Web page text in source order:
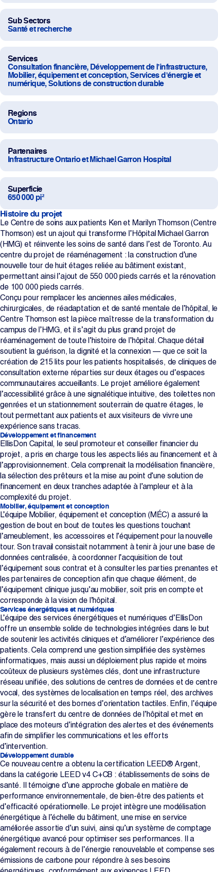
La salle de rédaction
Contactez-nous
Change Language
Sub Sectors
Santé et recherche
Services
Consultation financière, Développement de l’infrastructure,
Mobilier, équipement et conception, Services d’énergie et
numérique, Solutions de construction durable
Regions
Ontario
Partenaires
Infrastructure Ontario et Michael Garron Hospital
Superficie
650 000 pi²
Histoire du projet
Le Centre de soins aux patients Ken et Marilyn Thomson (Centre
Thomson) est un ajout qui transforme l’Hôpital Michael Garron
(HMG) et réinvente les soins de santé dans l’est de Toronto. Au
centre du projet de réaménagement : la construction d’une
nouvelle tour de huit étages reliée au bâtiment existant,
permettant ainsi l’ajout de 550 000 pieds carrés et la rénovation
de 100 000 pieds carrés.
Conçu pour remplacer les anciennes ailes médicales,
chirurgicales, de réadaptation et de santé mentale de l’hôpital, le
Centre Thomson est la pièce maîtresse de la transformation du
campus de l’HMG, et il s’agit du plus grand projet de
réaménagement de toute l’histoire de l’hôpital. Chaque détail
soutient la guérison, la dignité et la connexion — que ce soit la
création de 215 lits pour les patients hospitalisés, de cliniques de
consultation externe réparties sur deux étages ou d’espaces
communautaires accueillants. Le projet améliore également
l’accessibilité grâce à une signalétique intuitive, des toilettes non
genrées et un stationnement souterrain de quatre étages, le
tout permettant aux patients et aux visiteurs de vivre une
expérience sans tracas.
Développement et financement
EllisDon Capital, le seul promoteur et conseiller financier du
projet, a pris en charge tous les aspects liés au financement et à
l’approvisionnement. Cela comprenait la modélisation financière,
la sélection des prêteurs et la mise au point d’une solution de
financement en deux tranches adaptée à l’ampleur et à la
complexité du projet.
Mobilier, équipement et conception
L’équipe Mobilier, équipement et conception (MÉC) a assuré la
gestion de bout en bout de toutes les questions touchant
l’ameublement, les accessoires et l’équipement pour la nouvelle
tour. Son travail consistait notamment à tenir à jour une base de
données centralisée, à coordonner l’acquisition de tout
l’équipement sous contrat et à consulter les parties prenantes et
les partenaires de conception afin que chaque élément, de
l’équipement clinique jusqu’au mobilier, soit pris en compte et
corresponde à la vision de l’hôpital.
Services énergétiques et numériques
L’équipe des services énergétiques et numériques d’EllisDon
offre un ensemble solide de technologies intégrées dans le but
de soutenir les activités cliniques et d’améliorer l’expérience des
patients. Cela comprend une gestion simplifiée des systèmes
informatiques, mais aussi un déploiement plus rapide et moins
coûteux de plusieurs systèmes clés, dont une infrastructure
réseau unifiée, des solutions de centres de données et de centre
vocal, des systèmes de localisation en temps réel, des archives
sur la sécurité et des bornes d’orientation tactiles. Enfin, l’équipe
gère le transfert du centre de données de l’hôpital et met en
place des moteurs d’intégration des alertes et des événements
afin de simplifier les communications et les efforts
d’intervention.
Développement durable
Ce nouveau centre a obtenu la certification LEED® Argent,
dans la catégorie LEED v4 C+CB : établissements de soins de
santé. Il témoigne d’une approche globale en matière de
performance environnementale, de bien-être des patients et
d’efficacité opérationnelle. Le projet intègre une modélisation
énergétique à l’échelle du bâtiment, une mise en service
améliorée assortie d’un suivi, ainsi qu’un système de comptage
énergétique avancé pour optimiser ses performances. Il a
également recours à de l’énergie renouvelable et compense ses
émissions de carbone pour répondre à ses besoins